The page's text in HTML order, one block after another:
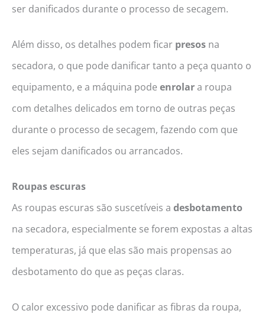
ser danificados durante o processo de secagem.
Além disso, os detalhes podem ficar presos na
secadora, o que pode danificar tanto a peça quanto o
equipamento, e a máquina pode enrolara roupa
com detalhes delicados em torno de outras peças
durante o processo de secagem, fazendo com que
eles sejam danificados ou arrancados.
Roupas escuras
As roupas escuras são suscetíveis a desbotamento
na secadora, especialmente se forem expostas a altas
temperaturas, já que elas são mais propensas ao
desbotamento do que as peças claras.
O calor excessivo pode danificar as fibras da roupa,